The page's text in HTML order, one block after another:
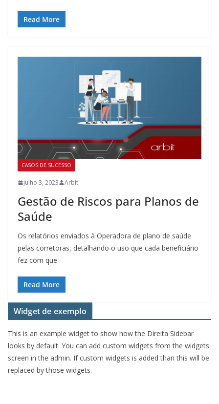
Read More
CASOS DE SUCESSO
julho 3, 2023 Arbit
Gestão de Riscos para Planos de
Saúde
Os relatórios enviados à Operadora de plano de saúde
pelas corretoras, detalhando o uso que cada beneficiário
fez com que
Read More
Widget de exemplo
This is an example widget to show how the Direita Sidebar
looks by default. You can add custom widgets from the widgets
screen in the admin. If custom widgets is added than this will be
replaced by those widgets.